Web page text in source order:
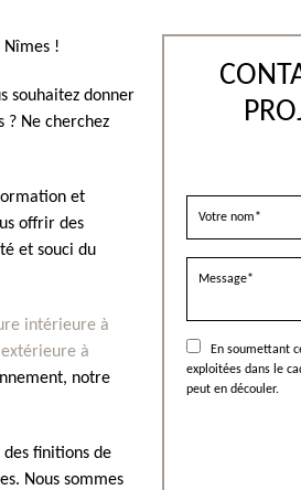
!
souhaitez donner
? Ne cherchez
et
offrir des
et souci du
intérieure à
à
notre
finitions de
Nous sommes
En soumettant
exploitées dans le
peut en découler.